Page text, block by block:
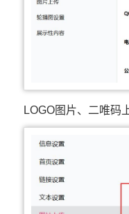
LOGO图片、二唯码